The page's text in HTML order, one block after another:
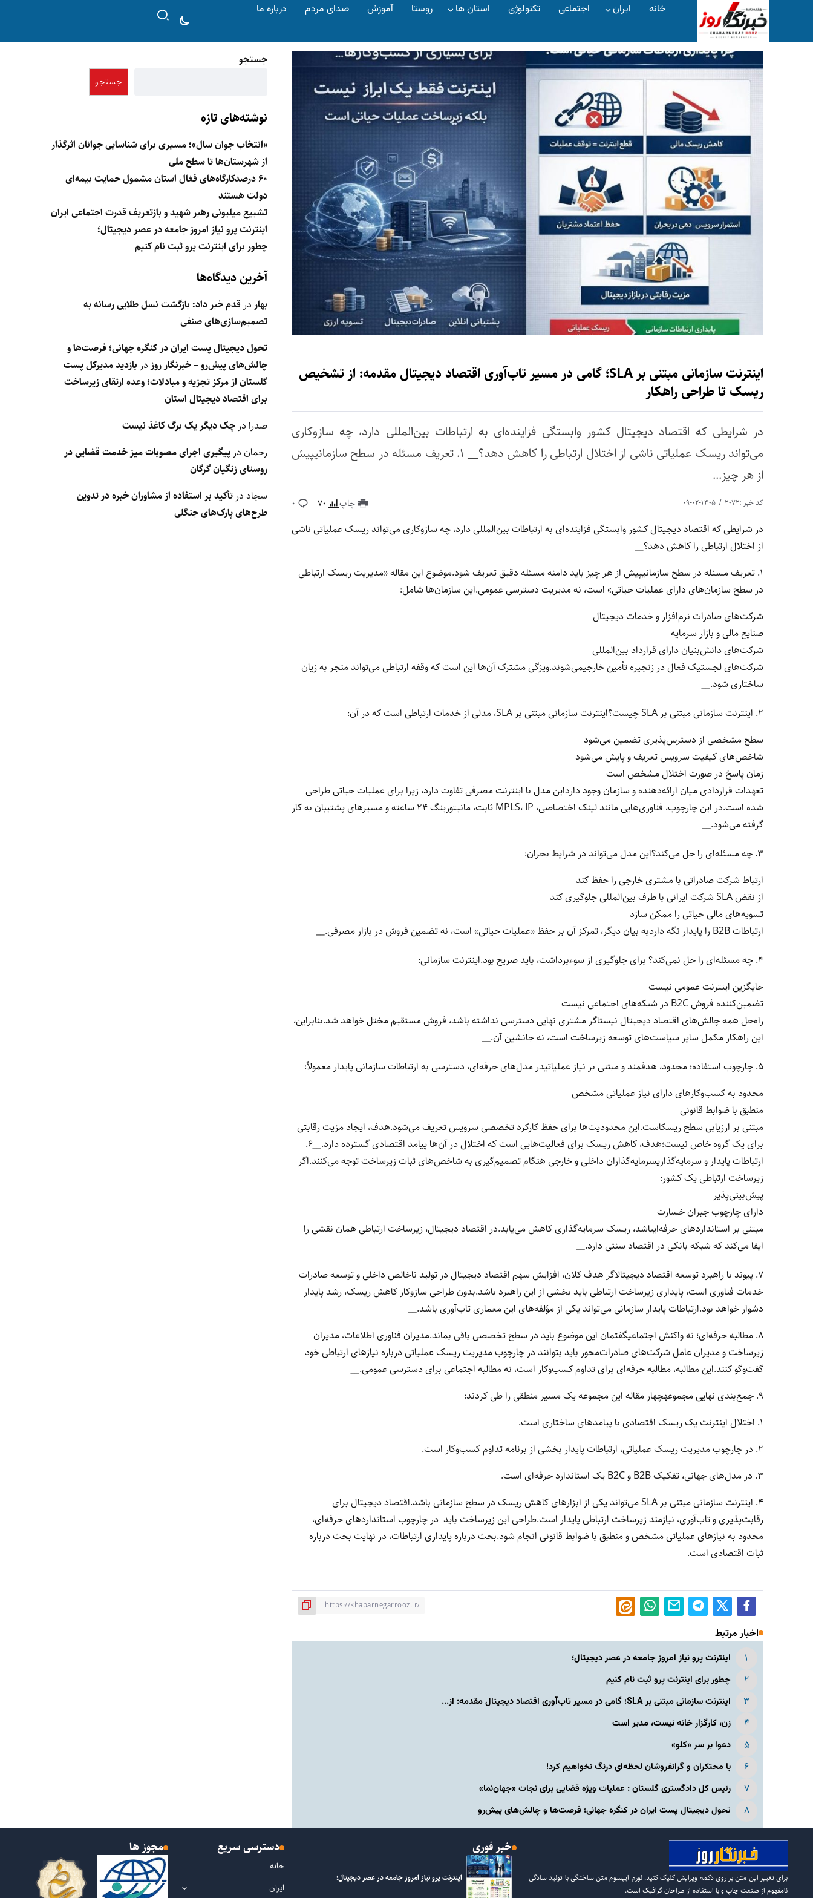
خانه ایران اجتماعی تکنولوژی استان ها روستا آموزش صدای مردم درباره ما
اینترنت سازمانی مبتنی بر SLA؛ گامی در مسیر تاب‌آوری اقتصاد دیجیتال مقدمه: از تشخیص
ریسک تا طراحی راهکار
در شرایطی که اقتصاد دیجیتال کشور وابستگی فزاینده‌ای به ارتباطات بین‌المللی دارد، چه سازوکاری
می‌تواند ریسک عملیاتی ناشی از اختلال ارتباطی را کاهش دهد؟__ ۱. تعریف مسئله در سطح سازمانیپیش
از هر چیز...
کد خبر :2072 چاپ 70
0
در شرایطی که اقتصاد دیجیتال کشور وابستگی فزاینده‌ای به ارتباطات بین‌المللی دارد، چه سازوکاری می‌تواند ریسک عملیاتی ناشی
از اختلال ارتباطی را کاهش دهد؟__
۱. تعریف مسئله در سطح سازمانیپیش از هر چیز باید دامنه مسئله دقیق تعریف شود.موضوع این مقاله «مدیریت ریسک ارتباطی
در سطح سازمان‌های دارای عملیات حیاتی» است، نه مدیریت دسترسی عمومی.این سازمان‌ها شامل:
شرکت‌های صادرات نرم‌افزار و خدمات دیجیتال
صنایع مالی و بازار سرمایه
شرکت‌های دانش‌بنیان دارای قرارداد بین‌المللی
شرکت‌های لجستیک فعال در زنجیره تأمین خارجیمی‌شوند.ویژگی مشترک آن‌ها این است که وقفه ارتباطی می‌تواند منجر به زیان
ساختاری شود.__
۲. اینترنت سازمانی مبتنی بر SLA چیست؟اینترنت سازمانی مبتنی بر SLA، مدلی از خدمات ارتباطی است که در آن:
سطح مشخصی از دسترس‌پذیری تضمین می‌شود
شاخص‌های کیفیت سرویس تعریف و پایش می‌شود
زمان پاسخ در صورت اختلال مشخص است
تعهدات قراردادی میان ارائه‌دهنده و سازمان وجود دارداین مدل با اینترنت مصرفی تفاوت دارد، زیرا برای عملیات حیاتی طراحی
شده است.در این چارچوب، فناوری‌هایی مانند لینک اختصاصی، MPLS، IP ثابت، مانیتورینگ ۲۴ ساعته و مسیرهای پشتیبان به کار
گرفته می‌شود.__
۳. چه مسئله‌ای را حل می‌کند؟این مدل می‌تواند در شرایط بحران:
ارتباط شرکت صادراتی با مشتری خارجی را حفظ کند
از نقض SLA شرکت ایرانی با طرف بین‌المللی جلوگیری کند
تسویه‌های مالی حیاتی را ممکن سازد
ارتباطات B2B را پایدار نگه داردبه بیان دیگر، تمرکز آن بر حفظ «عملیات حیاتی» است، نه تضمین فروش در بازار مصرفی.
__
۴. چه مسئله‌ای را حل نمی‌کند؟ برای جلوگیری از سوءبرداشت، باید صریح بود.اینترنت سازمانی:
جایگزین اینترنت عمومی نیست
تضمین‌کننده فروش B2C در شبکه‌های اجتماعی نیست
راه‌حل همه چالش‌های اقتصاد دیجیتال نیستاگر مشتری نهایی دسترسی نداشته باشد، فروش مستقیم مختل خواهد شد.بنابراین،
این راهکار مکمل سایر سیاست‌های توسعه زیرساخت است، نه جانشین آن.__
۵. چارچوب استفاده؛ محدود، هدفمند و مبتنی بر نیاز عملیاتیدر مدل‌های حرفه‌ای، دسترسی به ارتباطات سازمانی پایدار معمولاً:
محدود به کسب‌وکارهای دارای نیاز عملیاتی مشخص
منطبق با ضوابط قانونی
مبتنی بر ارزیابی سطح ریسکاست.این محدودیت‌ها برای حفظ کارکرد تخصصی سرویس تعریف می‌شود.هدف، ایجاد مزیت رقابتی
برای یک گروه خاص نیست؛هدف، کاهش ریسک برای فعالیت‌هایی است که اختلال در آن‌ها پیامد اقتصادی گسترده دارد.__ ۶.
ارتباطات پایدار و سرمایه‌گذاریسرمایه‌گذاران داخلی و خارجی هنگام تصمیم‌گیری به شاخص‌های ثبات زیرساخت توجه می‌کنند.اگر
زیرساخت ارتباطی یک کشور:
پیش‌بینی‌پذیر
دارای چارچوب جبران خسارت
مبتنی بر استانداردهای حرفه‌ایباشد، ریسک سرمایه‌گذاری کاهش می‌یابد.در اقتصاد دیجیتال، زیرساخت ارتباطی همان نقشی را
ایفا می‌کند که شبکه بانکی در اقتصاد سنتی دارد.__
۷. پیوند با راهبرد توسعه اقتصاد دیجیتالاگر هدف کلان، افزایش سهم اقتصاد دیجیتال در تولید ناخالص داخلی و توسعه صادرات
خدمات فناوری است، پایداری زیرساخت ارتباطی باید بخشی از این راهبرد باشد.بدون طراحی سازوکار کاهش ریسک، رشد پایدار
دشوار خواهد بود.ارتباطات پایدار سازمانی می‌تواند یکی از مؤلفه‌های این معماری تاب‌آوری باشد.__
۸. مطالبه حرفه‌ای؛ نه واکنش اجتماعیگفتمان این موضوع باید در سطح تخصصی باقی بماند.مدیران فناوری اطلاعات، مدیران
زیرساخت و مدیران عامل شرکت‌های صادرات‌محور باید بتوانند در چارچوب مدیریت ریسک عملیاتی درباره نیازهای ارتباطی خود
گفت‌وگو کنند.این مطالبه، مطالبه حرفه‌ای برای تداوم کسب‌وکار است، نه مطالبه اجتماعی برای دسترسی عمومی.__
۹. جمع‌بندی نهایی مجموعهچهار مقاله این مجموعه یک مسیر منطقی را طی کردند:
۱. اختلال اینترنت یک ریسک اقتصادی با پیامدهای ساختاری است.
۲. در چارچوب مدیریت ریسک عملیاتی، ارتباطات پایدار بخشی از برنامه تداوم کسب‌وکار است.
۳. در مدل‌های جهانی، تفکیک B2B و B2C یک استاندارد حرفه‌ای است.
۴. اینترنت سازمانی مبتنی بر SLA می‌تواند یکی از ابزارهای کاهش ریسک در سطح سازمانی باشد.اقتصاد دیجیتال برای
رقابت‌پذیری و تاب‌آوری، نیازمند زیرساخت ارتباطی پایدار است.طراحی این زیرساخت باید در چارچوب استانداردهای حرفه‌ای،
محدود به نیازهای عملیاتی مشخص و منطبق با ضوابط قانونی انجام شود.بحث درباره پایداری ارتباطات، در نهایت بحث درباره
ثبات اقتصادی است.
اخبار مرتبط
اینترنت پرو نیاز امروز جامعه در عصر دیجیتال؛
چطور برای اینترنت پرو ثبت نام کنیم
اینترنت سازمانی مبتنی بر SLA؛ گامی در مسیر تاب‌آوری اقتصاد دیجیتال مقدمه: از...
زن، کارگزار خانه نیست، مدیر است
دعوا بر سر «کلو»
با محتکران و گرانفروشان لحظه‌ای درنگ نخواهیم کرد!
رئیس کل دادگستری گلستان : عملیات ویژه قضایی برای نجات «جهان‌نما»
تحول دیجیتال پست ایران در کنگره جهانی؛ فرصت‌ها و چالش‌های پیش‌رو
جستجو
جستجو
نوشته‌های تازه
«انتخاب جوان سال»؛ مسیری برای شناسایی جوانان اثرگذار
از شهرستان‌ها تا سطح ملی
۶۰ درصدکارگاه‌های فغال استان مشمول حمایت بیمه‌ای
دولت هستند
تشییع میلیونی رهبر شهید و بازتعریف قدرت اجتماعی ایران
اینترنت پرو نیاز امروز جامعه در عصر دیجیتال؛
چطور برای اینترنت پرو ثبت نام کنیم
آخرین دیدگاه‌ها
بهاردر قدم خبر داد: بازگشت نسل طلایی رسانه به
تصمیم‌سازی‌های صنفی
تحول دیجیتال پست ایران در کنگره جهانی؛ فرصت‌ها و
چالش‌های پیش‌رو – خبرنگار روزدر بازدید مدیرکل پست
گلستان از مرکز تجزیه و مبادلات؛ وعده ارتقای زیرساخت
برای اقتصاد دیجیتال استان
صدرا در چک دیگر یک برگ کاغذ نیست
رحمان در پیگیری اجرای مصوبات میز خدمت قضایی در
روستای زنگیان گرگان
سجاددر تأکید بر استفاده از مشاوران خبره در تدوین
طرح‌های پارک‌های جنگلی
برای تغییر این متن بر روی دکمه ویرایش کلیک کنید. لورم ایپسوم متن ساختگی با تولید سادگی
نامفهوم از صنعت چاپ و با استفاده از طراحان گرافیک است.
خبر فوری
اینترنت پرو نیاز امروز جامعه در عصر دیجیتال؛
دسترسی سریع
خانه
ایران
مجوز ها